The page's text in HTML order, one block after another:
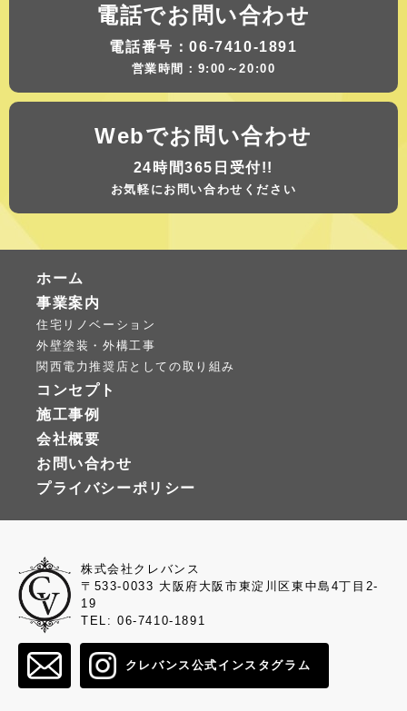
電話でお問い合わせ
電話番号：06-7410-1891
営業時間：9:00～20:00
Webでお問い合わせ
24時間365日受付!!
お気軽にお問い合わせください
株式会社クレバンス
〒533-0033 大阪府大阪市東淀川区東中島4丁目2-
19
TEL: 06-7410-1891
クレバンス公式インスタグラム
ホーム
事業案内
住宅リノベーション
外壁塗装・外構工事
関西電力推奨店としての取り組み
コンセプト
施工事例
会社概要
お問い合わせ
プライバシーポリシー